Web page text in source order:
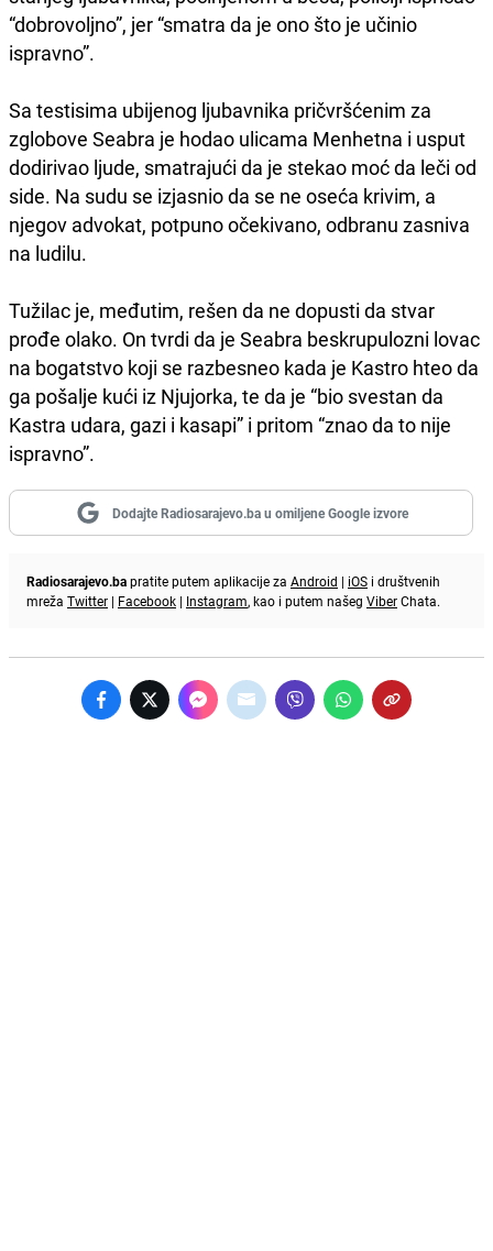
“dobrovoljno”, jer “smatra da je ono što je učinio
ispravno”.
Sa testisima ubijenog ljubavnika pričvršćenim za
zglobove Seabra je hodao ulicama Menhetna i usput
dodirivao ljude, smatrajući da je stekao moć da leči od
side. Na sudu se izjasnio da se ne oseća krivim, a
njegov advokat, potpuno očekivano, odbranu zasniva
na ludilu.
Tužilac je, međutim, rešen da ne dopusti da stvar
prođe olako. On tvrdi da je Seabra beskrupulozni lovac
na bogatstvo koji se razbesneo kada je Kastro hteo da
ga pošalje kući iz Njujorka, te da je “bio svestan da
Kastra udara, gazi i kasapi” i pritom “znao da to nije
ispravno”.
Dodajte Radiosarajevo.ba u omiljene Google izvore
Radiosarajevo.bapratite putem aplikacije za Android | iOS i društvenih
mreža Twitter | Facebook | Instagram, kao i putem našeg ViberChata.